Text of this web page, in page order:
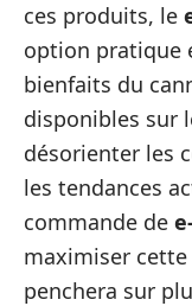
ces produits, le
option pratique
bienfaits du
disponibles sur
désorienter les
les tendances
commande de
maximiser cette
penchera sur